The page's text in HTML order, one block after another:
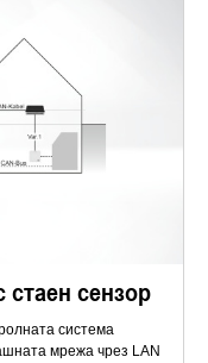
сензор
система
мрежа чрез LAN